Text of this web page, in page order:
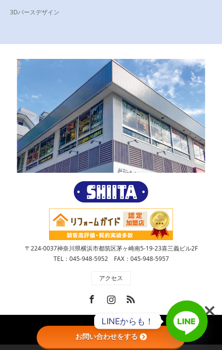
3Dパースデザイン
〒224-0037神奈川県横浜市都筑区茅ヶ崎南5-19-23喜三義ビル2F
TEL：045-948-5952 FAX：045-948-5957
アクセス
Copyright ©株式会社SHIITA
お問い合わせをする
LINEからも！